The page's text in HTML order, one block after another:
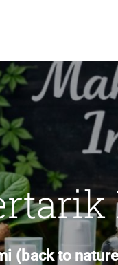
(back to